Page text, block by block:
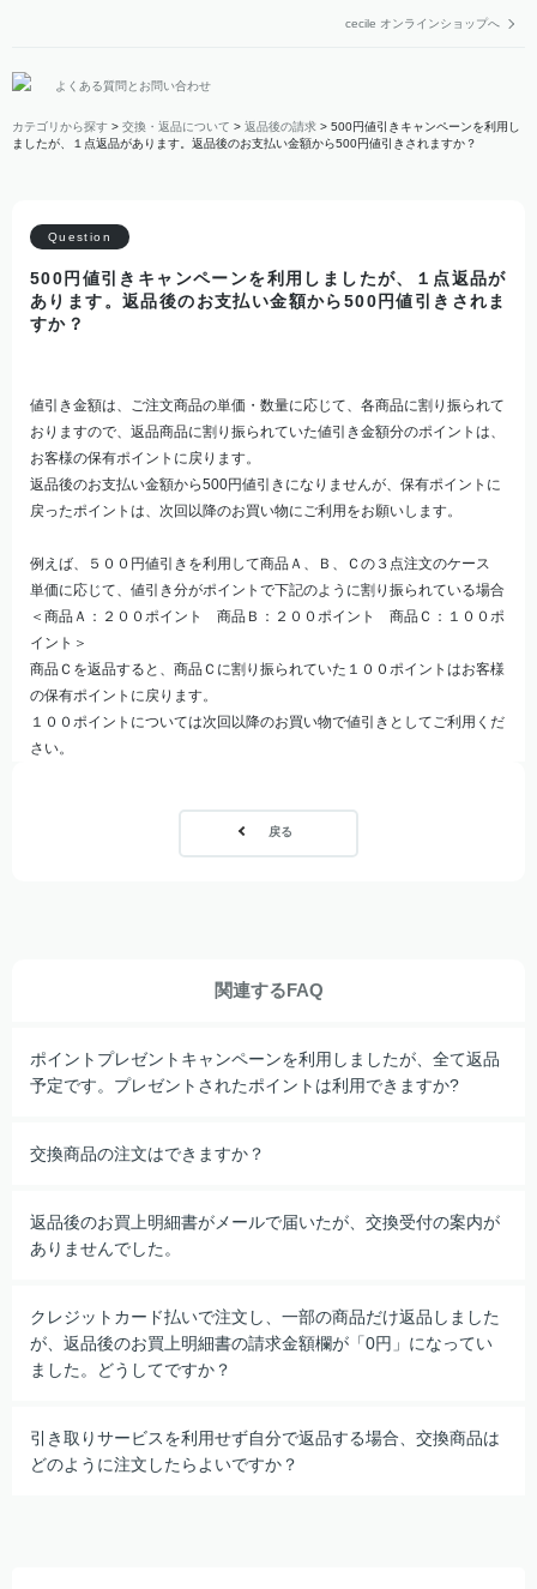
cecile オンラインショップへ
よくある質問とお問い合わせ
カテゴリから探す > 交換・返品について > 返品後の請求 > 500円値引きキャンペーンを利用し
ましたが、１点返品があります。返品後のお支払い金額から500円値引きされますか？
500円値引きキャンペーンを利用しましたが、１点返品が
あります。返品後のお支払い金額から500円値引きされま
すか？
値引き金額は、ご注文商品の単価・数量に応じて、各商品に割り振られて
おりますので、返品商品に割り振られていた値引き金額分のポイントは、
お客様の保有ポイントに戻ります。
返品後のお支払い金額から500円値引きになりませんが、保有ポイントに
戻ったポイントは、次回以降のお買い物にご利用をお願いします。
例えば、５００円値引きを利用して商品Ａ、Ｂ、Ｃの３点注文のケース
単価に応じて、値引き分がポイントで下記のように割り振られている場合
＜商品Ａ：２００ポイント 商品Ｂ：２００ポイント 商品Ｃ：１００ポ
イント＞
商品Ｃを返品すると、商品Ｃに割り振られていた１００ポイントはお客様
の保有ポイントに戻ります。
１００ポイントについては次回以降のお買い物で値引きとしてご利用くだ
さい。
戻る
関連するFAQ
ポイントプレゼントキャンペーンを利用しましたが、全て返品
予定です。プレゼントされたポイントは利用できますか?
交換商品の注文はできますか？
返品後のお買上明細書がメールで届いたが、交換受付の案内が
ありませんでした。
クレジットカード払いで注文し、一部の商品だけ返品しました
が、返品後のお買上明細書の請求金額欄が「0円」になってい
ました。どうしてですか？
引き取りサービスを利用せず自分で返品する場合、交換商品は
どのように注文したらよいですか？